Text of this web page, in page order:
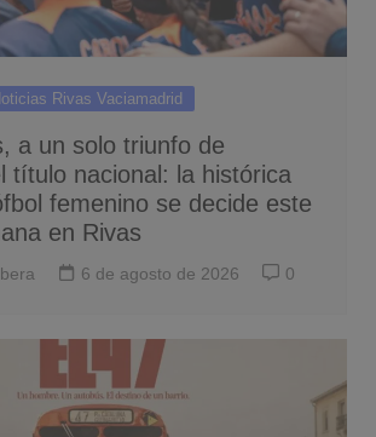
Rivas Vaciamadrid
a un solo triunfo de
título nacional: la histórica
femenino se decide este
en Rivas
6 de agosto de 2026 0